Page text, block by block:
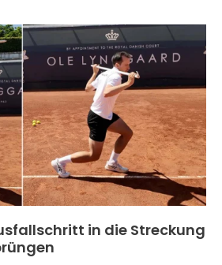
in die Streckung